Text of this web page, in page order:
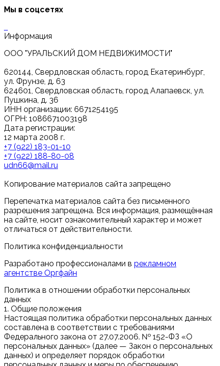
Мы в соцсетях
Информация
ООО "УРАЛЬСКИЙ ДОМ НЕДВИЖИМОСТИ"
620144, Свердловская область, город Екатеринбург,
ул. Фрунзе, д. 63
624601, Свердловская область, город Алапаевск, ул.
Пушкина, д. 36
ИНН организации: 6671254195
ОГРН: 1086671003198
Дата регистрации:
12 марта 2008 г.
+7 (922) 183-01-10
+7 (922) 188-80-08
udn66@mail.ru
Копирование материалов сайта запрещено
Перепечатка материалов сайта без письменного
разрешения запрещена. Вся информация, размещённая
на сайте, носит ознакомительный характер и может
отличаться от действительности.
Политика конфиденциальности
Разработано профессионалами в рекламном
агентстве Оргфайн
Политика в отношении обработки персональных
данных
1. Общие положения
Настоящая политика обработки персональных данных
составлена в соответствии с требованиями
Федерального закона от 27.07.2006. № 152-ФЗ «О
персональных данных» (далее — Закон о персональных
данных) и определяет порядок обработки